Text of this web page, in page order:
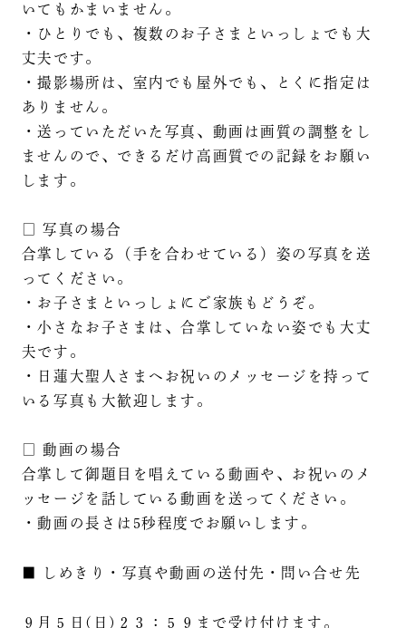
いてもかまいません。
・ひとりでも、複数のお子さまといっしょでも大
丈夫です。
・撮影場所は、室内でも屋外でも、とくに指定は
ありません。
・送っていただいた写真、動画は画質の調整をし
ませんので、できるだけ高画質での記録をお願い
します。
□ 写真の場合
合掌している（手を合わせている）姿の写真を送
ってください。
・お子さまといっしょにご家族もどうぞ。
・小さなお子さまは、合掌していない姿でも大丈
夫です。
・日蓮大聖人さまへお祝いのメッセージを持って
いる写真も大歓迎します。
□ 動画の場合
合掌して御題目を唱えている動画や、お祝いのメ
ッセージを話している動画を送ってください。
・動画の長さは5秒程度でお願いします。
■ しめきり・写真や動画の送付先・問い合せ先
９月５日(日)２３：５９まで受け付けます。